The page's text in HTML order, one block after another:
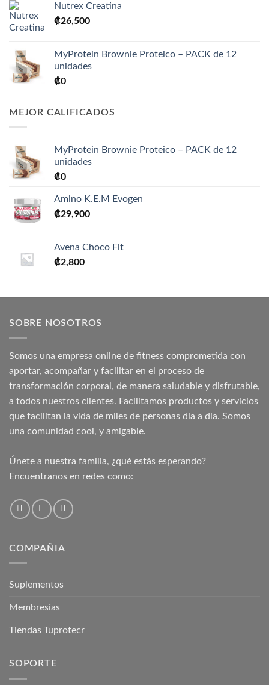
Nutrex Creatina
₡26,500
MyProtein Brownie Proteico – PACK de 12
unidades
₡0
MEJOR CALIFICADOS
MyProtein Brownie Proteico – PACK de 12
unidades
₡0
Amino K.E.M Evogen
₡29,900
Avena Choco Fit
₡2,800
SOBRE NOSOTROS
Somos una empresa online de fitness comprometida con
aportar, acompañar y facilitar en el proceso de
transformación corporal, de manera saludable y disfrutable,
a todos nuestros clientes. Facilitamos productos y servicios
que facilitan la vida de miles de personas día a día. Somos
una comunidad cool, y amigable.
Únete a nuestra familia, ¿qué estás esperando?
Encuentranos en redes como:
COMPAÑIA
Suplementos
Membresías
Tiendas Tuprotecr
SOPORTE